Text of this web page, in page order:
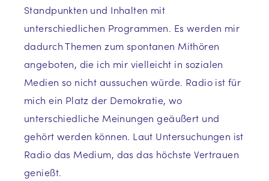
Standpunkten und Inhalten mit
unterschiedlichen Programmen. Es werden mir
dadurch Themen zum spontanen Mithören
angeboten, die ich mir vielleicht in sozialen
Medien so nicht aussuchen würde. Radio ist für
mich ein Platz der Demokratie, wo
unterschiedliche Meinungen geäußert und
gehört werden können. Laut Untersuchungen ist
Radio das Medium, das das höchste Vertrauen
genießt.